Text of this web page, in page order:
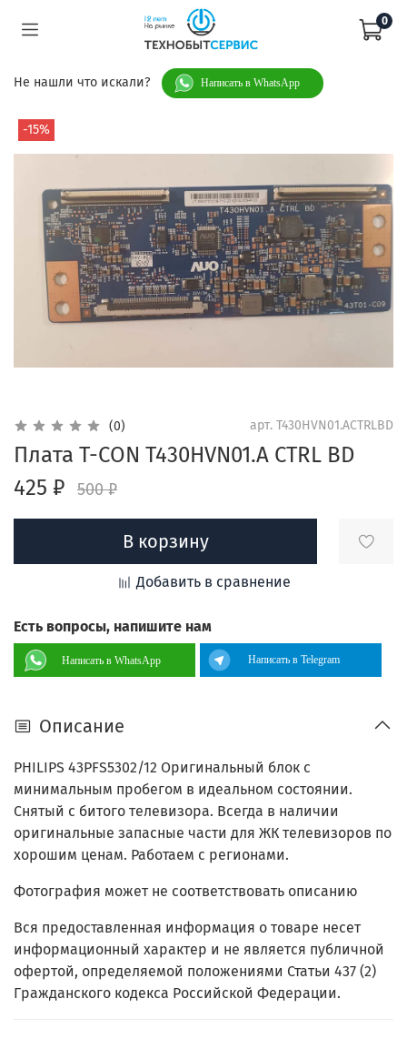
0
Не нашли что искали? Написать в WhatsApp
-15%
(0) арт. T430HVN01.ACTRLBD
Плата T-CON T430HVN01.A CTRL BD
425 ₽
500 ₽
В корзину
Добавить в сравнение
Есть вопросы, напишите нам
Написать в WhatsApp Написать в Telegram
Описание
PHILIPS 43PFS5302/12 Оригинальный блок с
минимальным пробегом в идеальном состоянии.
Снятый с битого телевизора. Всегда в наличии
оригинальные запасные части для ЖК телевизоров по
хорошим ценам. Работаем с регионами.
Фотография может не соответствовать описанию
Вся предоставленная информация о товаре несет
информационный характер и не является публичной
офертой, определяемой положениями Статьи 437 (2)
Гражданского кодекса Российской Федерации.